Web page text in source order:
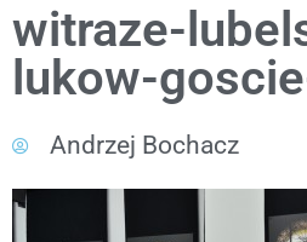
witraze-
lukow-
Andrzej Bochacz